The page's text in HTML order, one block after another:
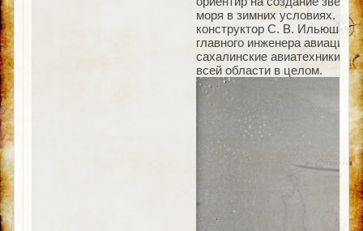
моря в зимних условиях.
конструктор С. В. Ильюшин,
главного инженера
сахалинские авиатехники
всей области в целом.